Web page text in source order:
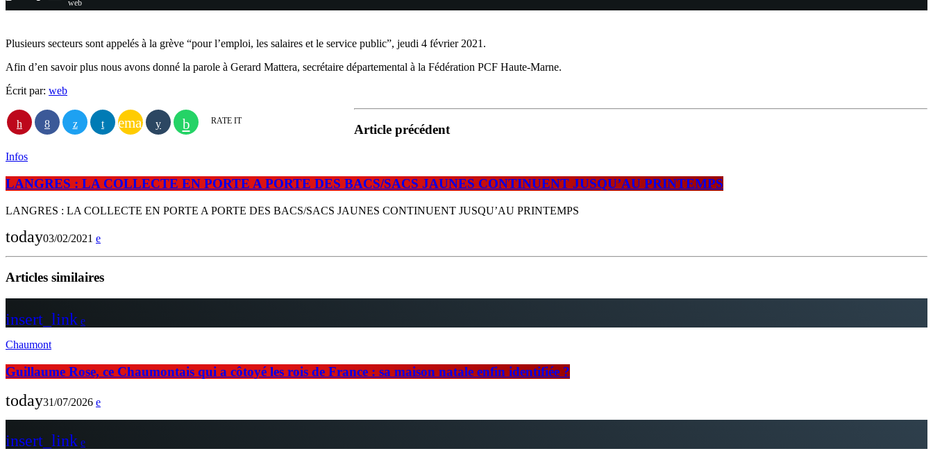
web
Plusieurs secteurs sont appelés à la grève “pour l’emploi, les salaires et le service public”, jeudi 4 février 2021.
Afin d’en savoir plus nous avons donné la parole à Gerard Mattera, secrétaire départemental à la Fédération PCF Haute-Marne.
Écrit par: web
email RATE IT
Article précédent
Infos
LANGRES : LA COLLECTE EN PORTE A PORTE DES BACS/SACS JAUNES CONTINUENT JUSQU’AU PRINTEMPS
LANGRES : LA COLLECTE EN PORTE A PORTE DES BACS/SACS JAUNES CONTINUENT JUSQU’AU PRINTEMPS
today03/02/2021
Articles similaires
insert_link
Chaumont
Guillaume Rose, ce Chaumontais qui a côtoyé les rois de France : sa maison natale enfin identifiée ?
today31/07/2026
insert_link